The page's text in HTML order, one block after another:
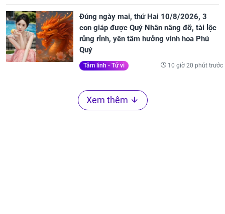
Đúng ngày mai, thứ Hai 10/8/2026, 3
con giáp được Quý Nhân nâng đỡ, tài lộc
rủng rỉnh, yên tâm hưởng vinh hoa Phú
Quý
Tâm linh - Tử vi 10 giờ 20 phút trước
Xem thêm